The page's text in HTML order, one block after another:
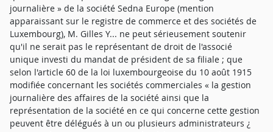
journalière » de la société Sedna Europe (mention
apparaissant sur le registre de commerce et des sociétés de
Luxembourg), M. Gilles Y... ne peut sérieusement soutenir
qu'il ne serait pas le représentant de droit de l'associé
unique investi du mandat de président de sa filiale ; que
selon l'article 60 de la loi luxembourgeoise du 10 août 1915
modifiée concernant les sociétés commerciales « la gestion
journalière des affaires de la société ainsi que la
représentation de la société en ce qui concerne cette gestion
peuvent être délégués à un ou plusieurs administrateurs ¿